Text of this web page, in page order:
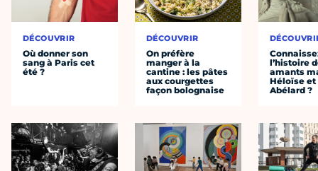
DÉCOUVRIR
Où donner son
sang à Paris cet
été ?
DÉCOUVRIR
On préfère
manger à la
cantine : les pâtes
aux courgettes
façon bolognaise
l’histoire
amants
Héloïse et
Abélard ?